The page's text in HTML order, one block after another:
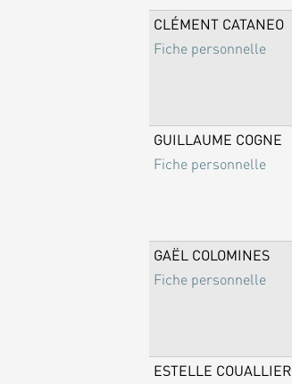
CLÉMENT CATANEO
Fiche personnelle
GUILLAUME COGNE
Fiche personnelle
GAËL COLOMINES
Fiche personnelle
ESTELLE COUALLIER